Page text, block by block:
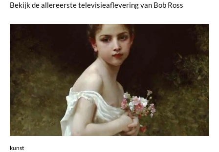
Bekijk de allereerste televisieaflevering van Bob Ross
kunst